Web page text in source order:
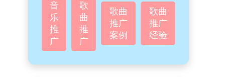
音
乐
推
广
歌
曲
推
广
歌曲
推广
案例
歌曲
推广
经验